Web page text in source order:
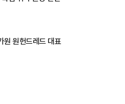
원헌드레드 대표